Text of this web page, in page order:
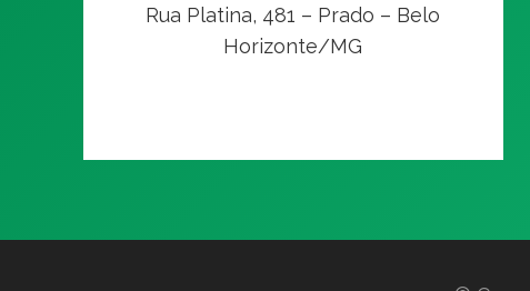
Rua Platina, 481 – Prado – Belo
Horizonte/MG